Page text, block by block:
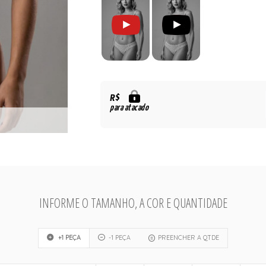
R$
para atacado
INFORME O TAMANHO, A COR E QUANTIDADE
+1 PEÇA -1 PEÇA PREENCHER A QTDE